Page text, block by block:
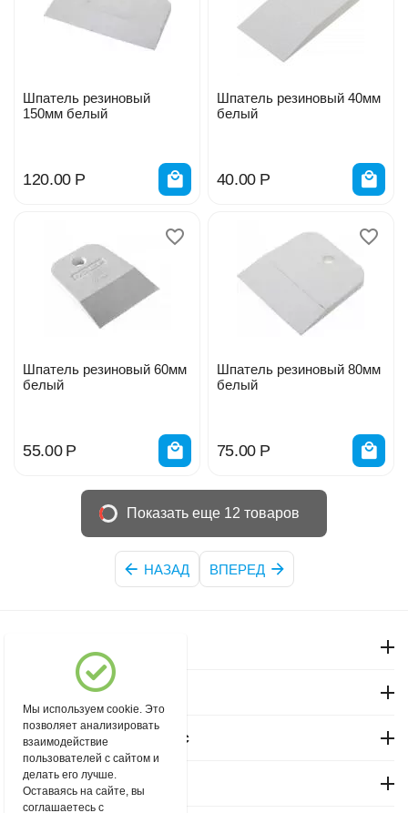
Шпатель резиновый
150мм белый
120.00 Р
Шпатель резиновый 40мм
белый
40.00 Р
Шпатель резиновый 60мм
белый
55.00 Р
Шпатель резиновый 80мм
белый
75.00 Р
Показать еще 12 товаров
НАЗАД ВПЕРЕД
Магазин "Северный"
Покупательский сервис
Контакты
Мы используем cookie. Это
позволяет анализировать
взаимодействие
пользователей с сайтом и
делать его лучше.
Оставаясь на сайте, вы
соглашаетесь с